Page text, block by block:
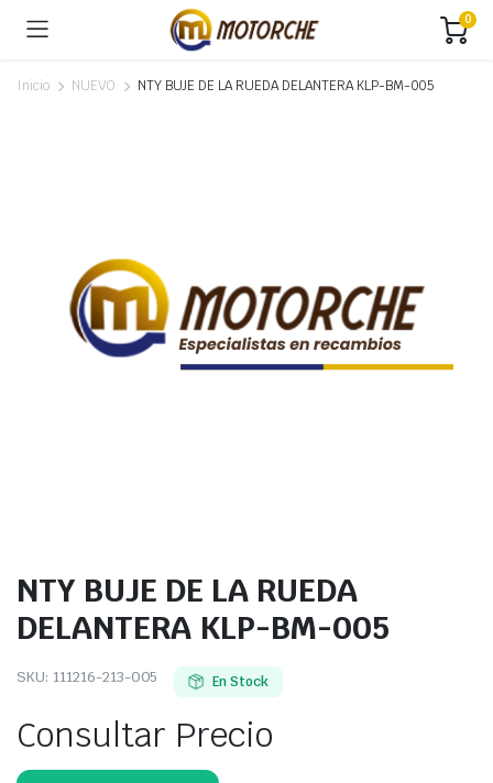
0
Inicio NUEVO NTY BUJE DE LA RUEDA DELANTERA KLP-BM-005
NTY BUJE DE LA RUEDA
DELANTERA KLP-BM-005
SKU: 111216-213-005 En Stock
Consultar Precio